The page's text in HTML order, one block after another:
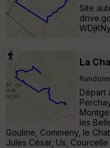
Site
La
Départ
les
Gouline, Commeny, le
Jules César, Us,